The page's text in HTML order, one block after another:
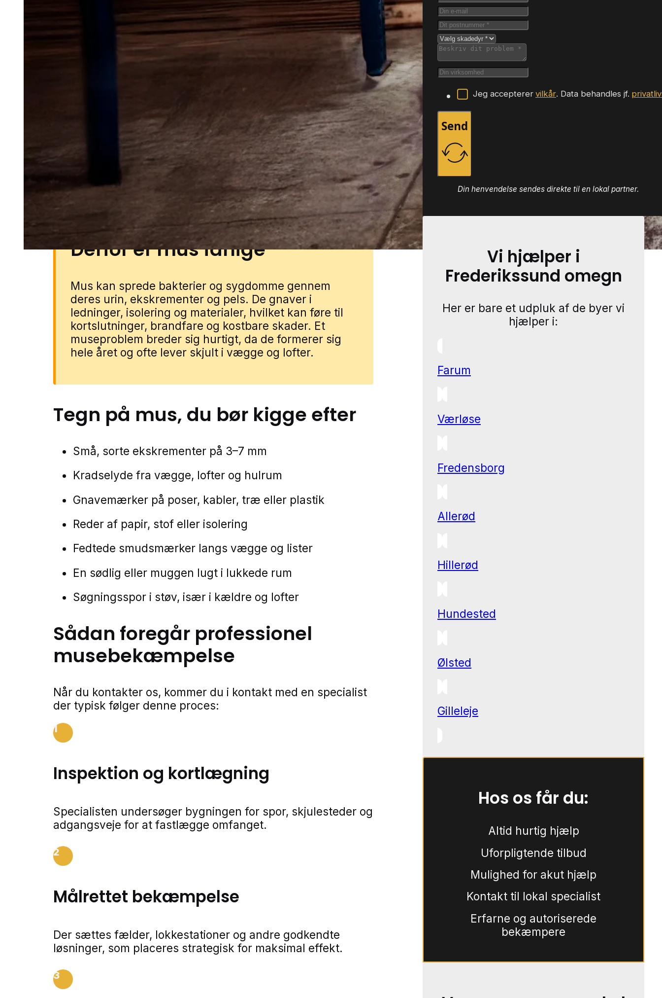
Mus kan hurtigt blive et vedvarende problem, når de først
finder skjulesteder tæt på boligen. De søger mod rolige
områder med adgang til varme, tørre rum og små åbninger,
hvor de kan bevæge sig mellem opholdsrum, lofter og
I Frederikssund ses udfordringen ofte i blandede
boligområder med både ældre boligkvarterer, nyere
parcelhusområder og stille villaveje med haver, carporte og
småbygninger. Grønne fællesarealer, lokale stisystemer og
beplantede haver kan give mange overgange mellem ude
og inde. Du kan få musehjælp i Frederikssund gennem
vores lokale partnere. Udfyld blot formularen, så forbinder
vi dig med en lokal specialist.
Derfor er mus farlige
Mus kan sprede bakterier og sygdomme gennem
deres urin, ekskrementer og pels. De gnaver i
ledninger, isolering og materialer, hvilket kan føre til
kortslutninger, brandfare og kostbare skader. Et
museproblem breder sig hurtigt, da de formerer sig
hele året og ofte lever skjult i vægge og lofter.
Tegn på mus, du bør kigge efter
Små, sorte ekskrementer på 3–7 mm
Kradselyde fra vægge, lofter og hulrum
Gnavemærker på poser, kabler, træ eller plastik
Reder af papir, stof eller isolering
Fedtede smudsmærker langs vægge og lister
En sødlig eller muggen lugt i lukkede rum
Søgningsspor i støv, især i kældre og lofter
Sådan foregår professionel
musebekæmpelse
Når du kontakter os, kommer du i kontakt med en specialist
der typisk følger denne proces:
1
Inspektion og kortlægning
Specialisten undersøger bygningen for spor, skjulesteder og
adgangsveje for at fastlægge omfanget.
2
Målrettet bekæmpelse
Der sættes fælder, lokkestationer og andre godkendte
løsninger, som placeres strategisk for maksimal effekt.
3
Jeg accepterer vilkår. Data behandles jf.
Send
Din henvendelse sendes direkte til en lokal partner.
Vi hjælper i
Frederikssund omegn
Her er bare et udpluk af de byer vi
hjælper i:
Farum
Værløse
Fredensborg
Allerød
Hillerød
Hundested
Ølsted
Gilleleje
Hos os får du:
Altid hurtig hjælp
Uforpligtende tilbud
Mulighed for akut hjælp
Kontakt til lokal specialist
Erfarne og autoriserede
bekæmpere